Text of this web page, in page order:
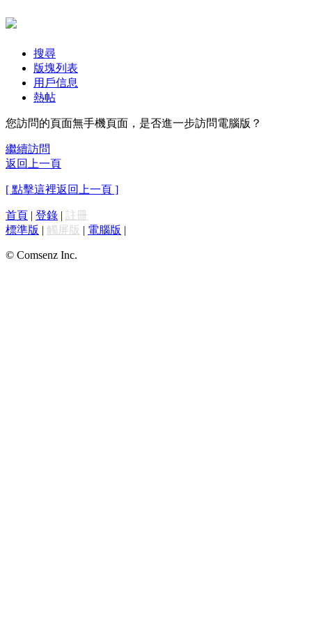
搜尋
版塊列表
用戶信息
熱帖
您訪問的頁面無手機頁面，是否進一步訪問電腦版？
繼續訪問
返回上一頁
[ 點擊這裡返回上一頁 ]
首頁 | 登錄 | 註冊
標準版 | 觸屏版 | 電腦版 |
© Comsenz Inc.